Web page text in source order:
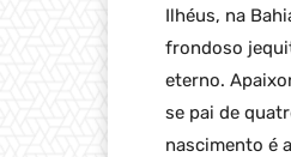
Ilhéus, na
frondoso
eterno.
se pai de
nascimento é